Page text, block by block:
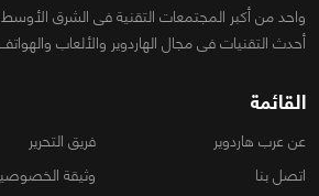
واحد من أكبر المجتمعات التقنية فى الشرق
أحدث التقنيات فى مجال الهاردوير والألعاب
القائمة
عن عرب هاردوير
فريق التحرير
اتصل بنا
وثيقة